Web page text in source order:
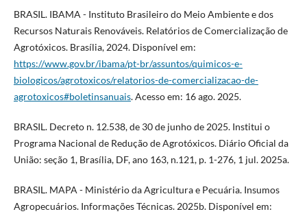
BRASIL. IBAMA - Instituto Brasileiro do Meio Ambiente e dos
Recursos Naturais Renováveis. Relatórios de Comercialização de
Agrotóxicos. Brasília, 2024. Disponível em:
https://www.gov.br/ibama/pt-br/assuntos/quimicos-e-
biologicos/agrotoxicos/relatorios-de-comercializacao-de-
agrotoxicos#boletinsanuais. Acesso em: 16 ago. 2025.
BRASIL. Decreto n. 12.538, de 30 de junho de 2025. Institui o
Programa Nacional de Redução de Agrotóxicos. Diário Oficial da
União: seção 1, Brasília, DF, ano 163, n.121, p. 1-276, 1 jul. 2025a.
BRASIL. MAPA - Ministério da Agricultura e Pecuária. Insumos
Agropecuários. Informações Técnicas. 2025b. Disponível em: